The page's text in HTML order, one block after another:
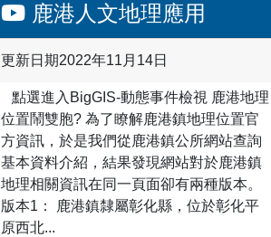
鹿港人文地理應用
更新日期2022年11月14日
點選進入BigGIS-動態事件檢視 鹿港地理
位置鬧雙胞? 為了瞭解鹿港鎮地理位置官
方資訊，於是我們從鹿港鎮公所網站查詢
基本資料介紹，結果發現網站對於鹿港鎮
地理相關資訊在同一頁面卻有兩種版本。
版本1： 鹿港鎮隸屬彰化縣，位於彰化平
原西北...